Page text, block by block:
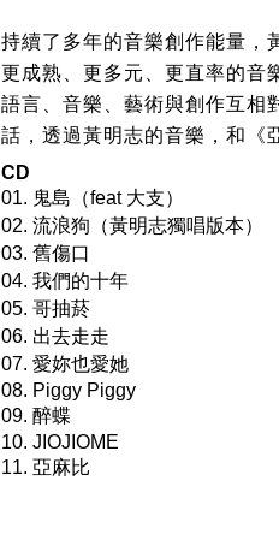
持續了多年的音樂創作能量，
更成熟、更多元、更直率的音
語言、音樂、藝術與創作互相
話，透過黃明志的音樂，和《
CD
01. 鬼島（feat 大支）
02. 流浪狗（黃明志獨唱版本）
03. 舊傷口
04. 我們的十年
05. 哥抽菸
06. 出去走走
07. 愛妳也愛她
08. Piggy Piggy
09. 醉蝶
10. JIOJIOME
11. 亞麻比